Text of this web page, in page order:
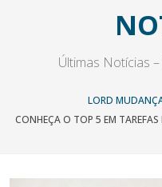
Últimas Notícias
LORD
CONHEÇA O TOP 5 EM